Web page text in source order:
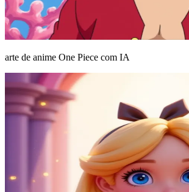
arte de anime One Piece com IA